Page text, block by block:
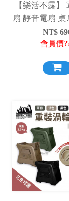
【樂活不露】
扇 靜音電扇 桌
扇 電風扇 12
NT$
會員價